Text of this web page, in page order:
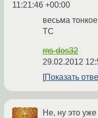
11:21:46 +00:00
весьма
ТС
ms-dos32
29.02.2012
Показать
Не, ну это